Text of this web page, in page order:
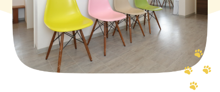
かかりやすい代表的な病気
よくある質問